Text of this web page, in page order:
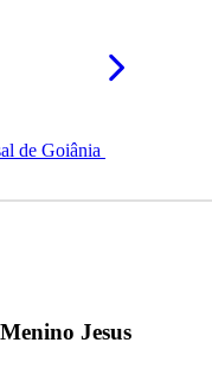
de Goiânia
Jesus